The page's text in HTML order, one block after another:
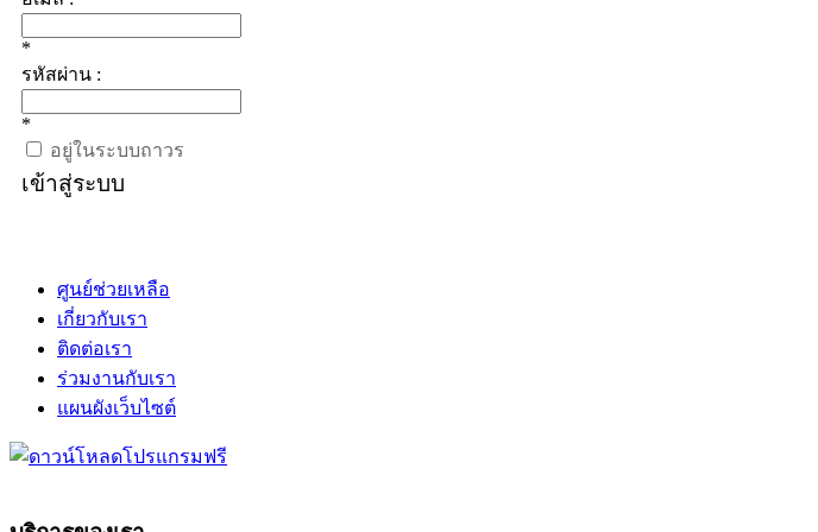
*
รหัสผ่าน :
*
อยู่ในระบบถาวร
เข้าสู่ระบบ
ศูนย์ช่วยเหลือ
เกี่ยวกับเรา
ติดต่อเรา
ร่วมงานกับเรา
แผนผังเว็บไซต์